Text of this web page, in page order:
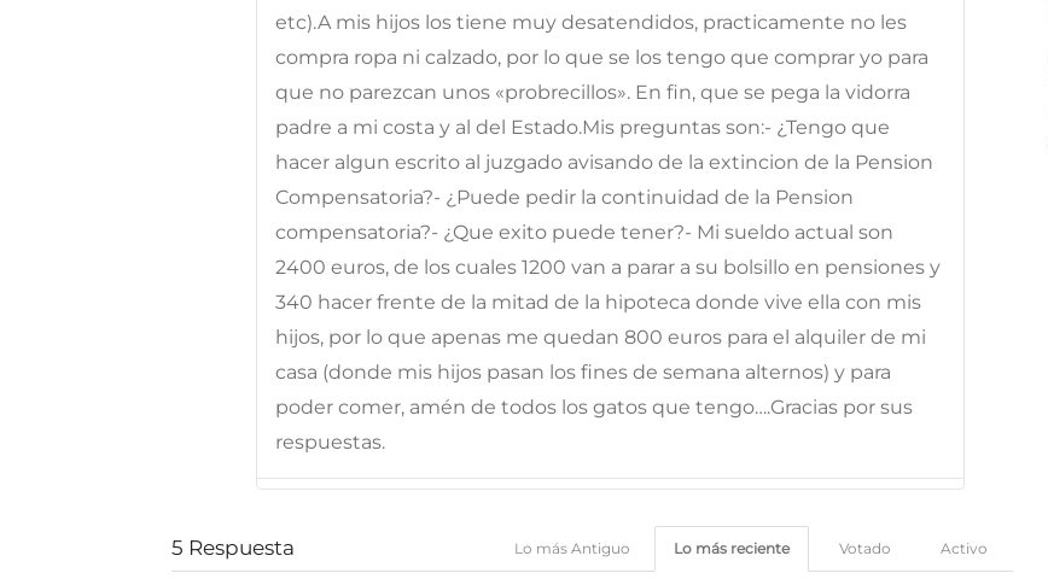
etc).A mis hijos los tiene muy desatendidos, practicamente no les
compra ropa ni calzado, por lo que se los tengo que comprar yo para
que no parezcan unos «probrecillos». En fin, que se pega la vidorra
padre a mi costa y al del Estado.Mis preguntas son:- ¿Tengo que
hacer algun escrito al juzgado avisando de la extincion de la Pension
Compensatoria?- ¿Puede pedir la continuidad de la Pension
compensatoria?- ¿Que exito puede tener?- Mi sueldo actual son
2400 euros, de los cuales 1200 van a parar a su bolsillo en pensiones y
340 hacer frente de la mitad de la hipoteca donde vive ella con mis
hijos, por lo que apenas me quedan 800 euros para el alquiler de mi
casa (donde mis hijos pasan los fines de semana alternos) y para
poder comer, amén de todos los gatos que tengo….Gracias por sus
respuestas.
5 Respuesta Activo
Votado
Lo más reciente
Lo más Antiguo